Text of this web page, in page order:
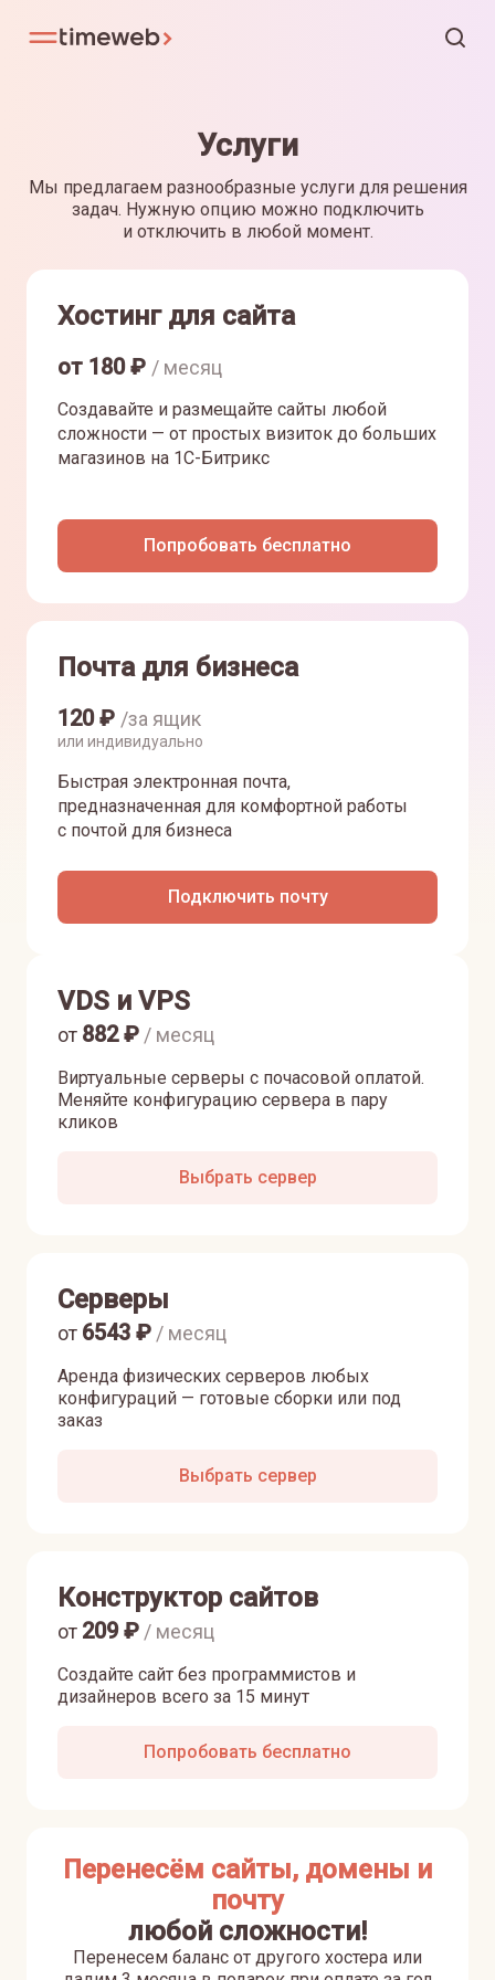
Услуги
Мы предлагаем разнообразные услуги для решения
задач. Нужную опцию можно подключить
и отключить в любой момент.
Хостинг для сайта
от 180₽ / месяц
Создавайте и размещайте сайты любой
сложности — от простых визиток до больших
магазинов на 1С-Битрикс
Попробовать бесплатно
Почта для бизнеса
120₽ /за ящик
или индивидуально
Быстрая электронная почта,
предназначенная для комфортной работы
с почтой для бизнеса
Подключить почту
VDS и VPS
Виртуальные серверы с почасовой оплатой.
Меняйте конфигурацию сервера в пару
кликов
от 882₽ / месяц
Выбрать сервер
Серверы
Аренда физических серверов любых
конфигураций — готовые сборки или под
заказ
от 6543 ₽ / месяц
Выбрать сервер
Конструктор сайтов
Создайте сайт без программистов и
дизайнеров всего за 15 минут
от 209₽ / месяц
Попробовать бесплатно
Перенесём сайты, домены и
почту
любой сложности!
Перенесем баланс от другого хостера или